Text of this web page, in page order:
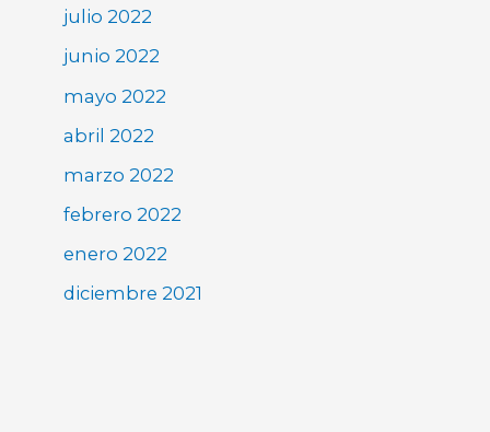
julio 2022
junio 2022
mayo 2022
abril 2022
marzo 2022
febrero 2022
enero 2022
diciembre 2021